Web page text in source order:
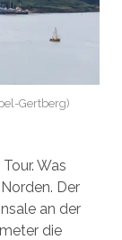
Gertberg)
Was
Der
an der
die